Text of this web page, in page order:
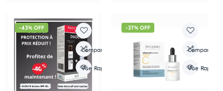
-43% OFF
Compare
Vue Rapide
-37% OFF
Compare
Vue Rapide